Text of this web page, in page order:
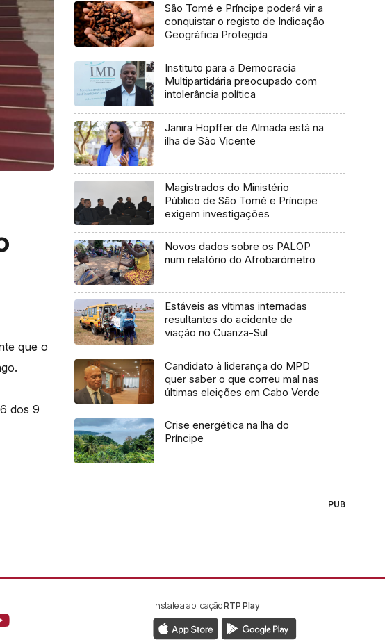
que o
dos 9
São Tomé e Príncipe poderá vir a
conquistar o registo de Indicação
Geográfica Protegida
Instituto para a Democracia
Multipartidária preocupado com
intolerância política
Janira Hopffer de Almada está na
ilha de São Vicente
Magistrados do Ministério
Público de São Tomé e Príncipe
exigem investigações
Novos dados sobre os PALOP
num relatório do Afrobarómetro
Estáveis as vítimas internadas
resultantes do acidente de
viação no Cuanza-Sul
Candidato à liderança do MPD
quer saber o que correu mal nas
últimas eleições em Cabo Verde
Crise energética na lha do
Príncipe
PUB
ao Facebook da RTP África
ao Instagram da RTP África
Aceder ao YouTube da RTP África
Instale a aplicaçãoRTP Play